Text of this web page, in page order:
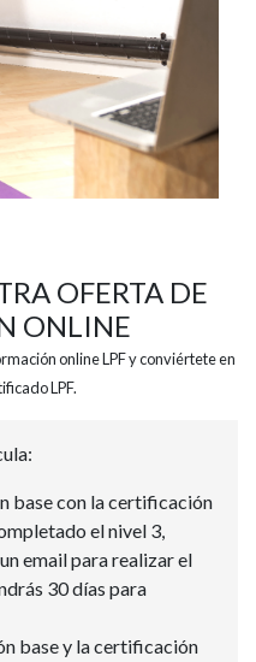
OFERTA DE
ONLINE
online LPF y conviértete en
LPF.
base con la certificación
el nivel 3,
email para realizar el
30 días para
base y la certificación